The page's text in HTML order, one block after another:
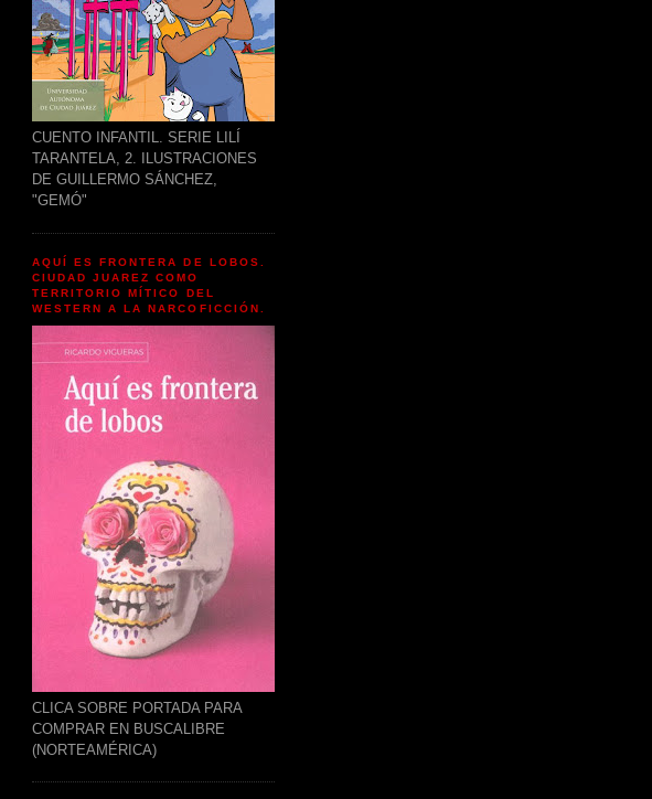
CUENTO INFANTIL. SERIE LILÍ
TARANTELA, 2. ILUSTRACIONES
DE GUILLERMO SÁNCHEZ,
"GEMÓ"
AQUÍ ES FRONTERA DE LOBOS.
CIUDAD JUAREZ COMO
TERRITORIO MÍTICO DEL
WESTERN A LA NARCOFICCIÓN.
CLICA SOBRE PORTADA PARA
COMPRAR EN BUSCALIBRE
(NORTEAMÉRICA)